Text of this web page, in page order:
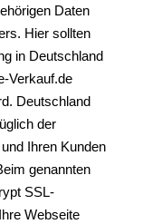
Daten
Hier sollten
in Deutschland
Verkauf.de
Deutschland
der
Ihren Kunden
genannten
SSL-
Webseite